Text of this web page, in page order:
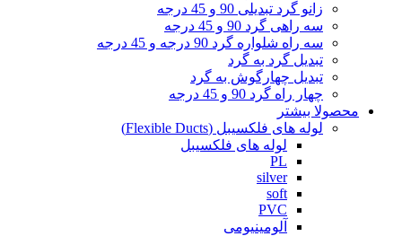
زانو گرد تبدیلی 90 و 45 درجه
سه راهی گرد 90 و 45 درجه
سه راه شلواره گرد 90 درجه و 45 درجه
تبدیل گرد به گرد
تبدیل چهارگوش به گرد
چهار راه گرد 90 و 45 درجه
محصولا بیشتر
لوله های فلکسیبل (Flexible Ducts)
لوله های فلکسیبل
PL
silver
soft
PVC
آلومینیومی